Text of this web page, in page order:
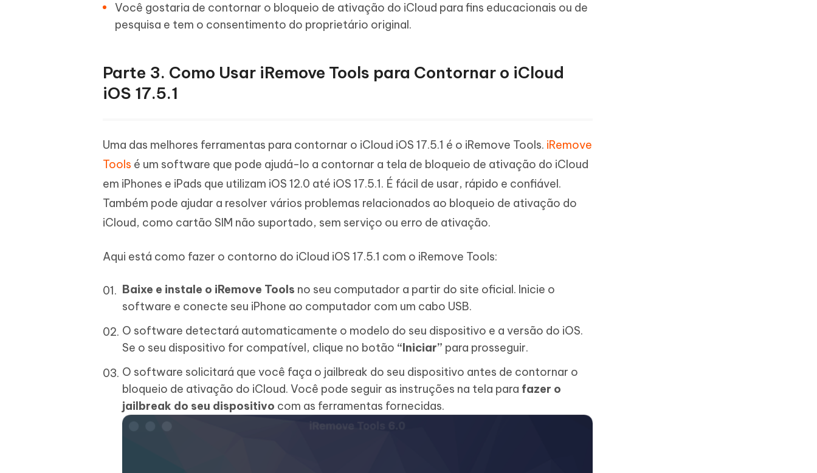
Você gostaria de contornar o bloqueio de ativação do iCloud para fins educacionais ou de
pesquisa e tem o consentimento do proprietário original.
Parte 3. Como Usar iRemove Tools para Contornar o iCloud
iOS 17.5.1
Uma das melhores ferramentas para contornar o iCloud iOS 17.5.1 é o iRemove Tools. iRemove
Tools é um software que pode ajudá-lo a contornar a tela de bloqueio de ativação do iCloud
em iPhones e iPads que utilizam iOS 12.0 até iOS 17.5.1. É fácil de usar, rápido e confiável.
Também pode ajudar a resolver vários problemas relacionados ao bloqueio de ativação do
iCloud, como cartão SIM não suportado, sem serviço ou erro de ativação.
Aqui está como fazer o contorno do iCloud iOS 17.5.1 com o iRemove Tools:
Baixe e instale o iRemove Tools no seu computador a partir do site oficial. Inicie o
software e conecte seu iPhone ao computador com um cabo USB.
O software detectará automaticamente o modelo do seu dispositivo e a versão do iOS.
Se o seu dispositivo for compatível, clique no botão “Iniciar” para prosseguir.
O software solicitará que você faça o jailbreak do seu dispositivo antes de contornar o
bloqueio de ativação do iCloud. Você pode seguir as instruções na tela para fazer o
jailbreak do seu dispositivo com as ferramentas fornecidas.